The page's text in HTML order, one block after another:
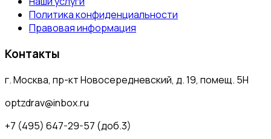
Политика конфиденциальности
Правовая информация
Контакты
г. Москва, пр-кт Новосередневский, д. 19, помещ. 5Н
optzdrav@inbox.ru
+7 (495) 647-29-57 (доб.3)